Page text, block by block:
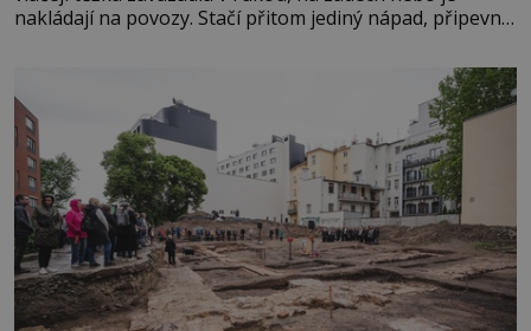
nakládají na povozy. Stačí přitom jediný nápad, připevnit
nedostane. Až jednou se na letišti ozve věta, která změní